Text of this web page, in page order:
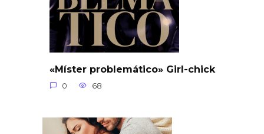
«Míster problemático» Girl-chick
0 68